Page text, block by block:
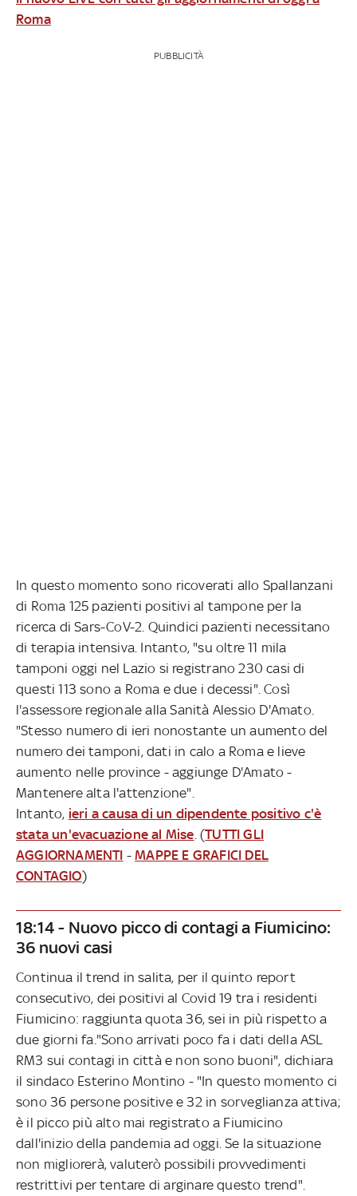
Roma
PUBBLICITÀ
In questo momento sono ricoverati allo Spallanzani
di Roma 125 pazienti positivi al tampone per la
ricerca di Sars-CoV-2. Quindici pazienti necessitano
di terapia intensiva. Intanto, "su oltre 11 mila
tamponi oggi nel Lazio si registrano 230 casi di
questi 113 sono a Roma e due i decessi". Così
l'assessore regionale alla Sanità Alessio D'Amato.
"Stesso numero di ieri nonostante un aumento del
numero dei tamponi, dati in calo a Roma e lieve
aumento nelle province - aggiunge D'Amato -
Mantenere alta l'attenzione".
Intanto, ieri a causa di un dipendente positivo c'è
stata un'evacuazione al Mise . (TUTTI GLI
AGGIORNAMENTI -MAPPE E GRAFICI DEL
CONTAGIO)
18:14 - Nuovo picco di contagi a Fiumicino:
36 nuovi casi
Continua il trend in salita, per il quinto report
consecutivo, dei positivi al Covid 19 tra i residenti
Fiumicino: raggiunta quota 36, sei in più rispetto a
due giorni fa."Sono arrivati poco fa i dati della ASL
RM3 sui contagi in città e non sono buoni", dichiara
il sindaco Esterino Montino - "In questo momento ci
sono 36 persone positive e 32 in sorveglianza attiva;
è il picco più alto mai registrato a Fiumicino
dall'inizio della pandemia ad oggi. Se la situazione
non migliorerà, valuterò possibili provvedimenti
restrittivi per tentare di arginare questo trend".